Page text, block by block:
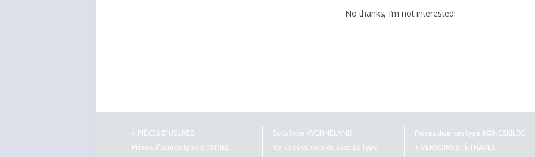
> PIÈCES D’USURES
Pièces d’usures type BONNEL
Socs type KVERNELAND
Versoirs et socs de rasette type
Pièces diverses type KONGSKILDE
> VERSOIRS et ÉTRAVES
No thanks, I’m not interested!